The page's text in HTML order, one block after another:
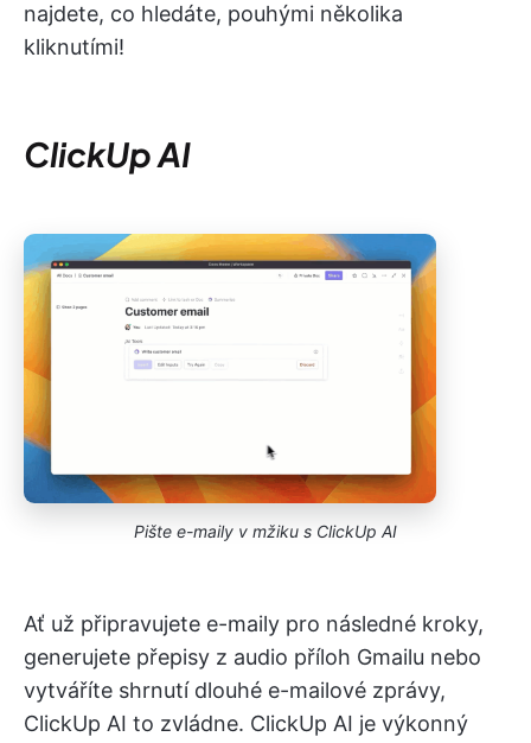
najdete, co hledáte, pouhými několika
kliknutími!
ClickUp AI
Pište e-maily v mžiku s ClickUp AI
Ať už připravujete e-maily pro následné kroky,
generujete přepisy z audio příloh Gmailu nebo
vytváříte shrnutí dlouhé e-mailové zprávy,
ClickUp AI to zvládne. ClickUp AI je výkonný